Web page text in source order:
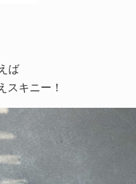
ボト
リ
ば
スキニー！